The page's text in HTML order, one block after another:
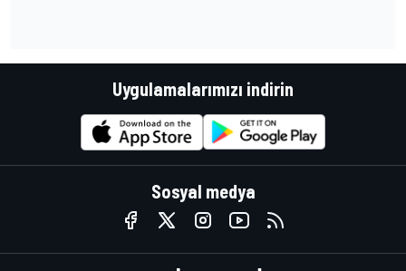
Uygulamalarımızı indirin
Sosyal medya